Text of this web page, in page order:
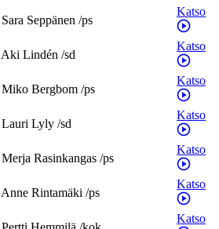
Sara Seppänen /ps
Katso
Aki Lindén /sd
Katso
Miko Bergbom /ps
Katso
Lauri Lyly /sd
Katso
Merja Rasinkangas /ps
Katso
Anne Rintamäki /ps
Katso
Katso